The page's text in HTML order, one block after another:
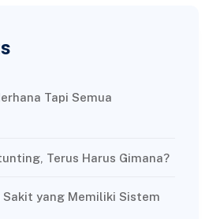
Tapi Semua
Terus Harus Gimana?
Sakit yang Memiliki Sistem